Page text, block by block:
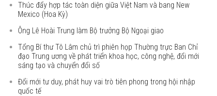
Thúc đẩy hợp tác toàn diện giữa Việt Nam và bang New
Mexico (Hoa Kỳ)
Ông Lê Hoài Trung làm Bộ trưởng Bộ Ngoại giao
Tổng Bí thư Tô Lâm chủ trì phiên họp Thường trực Ban Chỉ
đạo Trung ương về phát triển khoa học, công nghệ, đổi mới
sáng tạo và chuyển đổi số
Đổi mới tư duy, phát huy vai trò tiên phong trong hội nhập
quốc tế